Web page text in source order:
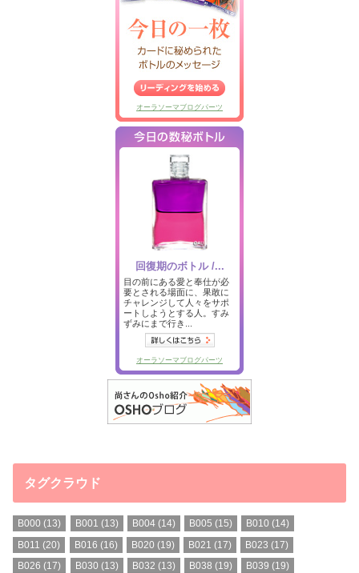
タグクラウド
B000 (13) B001 (13) B004(14) B005 (15) B010 (14)
B011 (20) B016 (16) B020 (19) B021 (17) B023 (17)
B026 (17) B030 (13) B032 (13) B038 (19) B039 (19)